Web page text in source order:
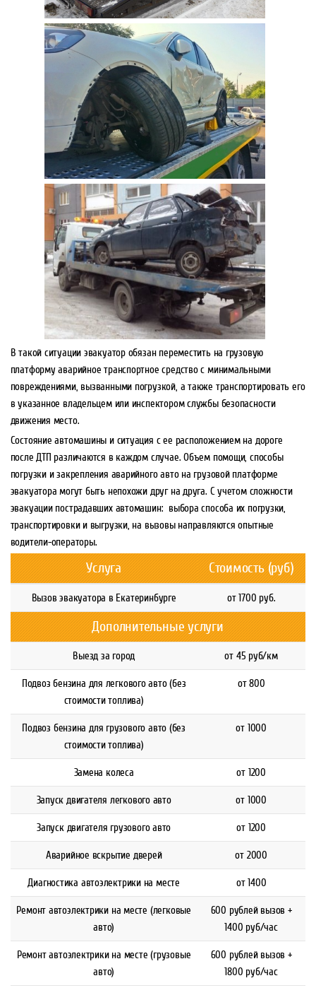
В такой ситуации эвакуатор обязан переместить на грузовую
платформу аварийное транспортное средство с минимальными
повреждениями, вызванными погрузкой, а также транспортировать его
в указанное владельцем или инспектором службы безопасности
движения место.
Состояние автомашины и ситуация с ее расположением на дороге
после ДТП различаются в каждом случае. Объем помощи, способы
погрузки и закрепления аварийного авто на грузовой платформе
эвакуатора могут быть непохожи друг на друга. С учетом сложности
эвакуации пострадавших автомашин: выбора способа их погрузки,
транспортировки и выгрузки, на вызовы направляются опытные
водители-операторы.
Услуга Стоимость (руб)
Вызов эвакуатора в Екатеринбурге от 1700 руб.
Дополнительные услуги
Выезд за город от 45 руб/км
Подвоз бензина для легкового авто (без
стоимости топлива)
от 800
Подвоз бензина для грузового авто (без
стоимости топлива)
от 1000
Замена колеса от 1200
Запуск двигателя легкового авто от 1000
Запуск двигателя грузового авто от 1200
Аварийное вскрытие дверей от 2000
Диагностика автоэлектрики на месте от 1400
Ремонт автоэлектрики на месте (легковые
авто)
600 рублей вызов +
1400 руб/час
Ремонт автоэлектрики на месте (грузовые
авто)
600 рублей вызов +
1800 руб/час